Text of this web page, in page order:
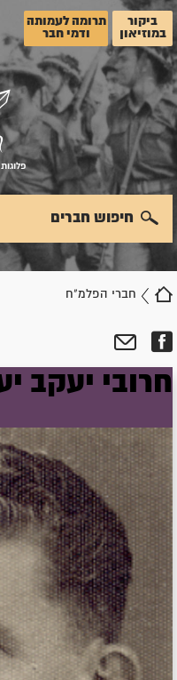
ביקור
במוזיאון
תרומה לעמותה
ודמי חבר
חברי הפלמ"ח
חיפוש חברים
חרובי יעקב